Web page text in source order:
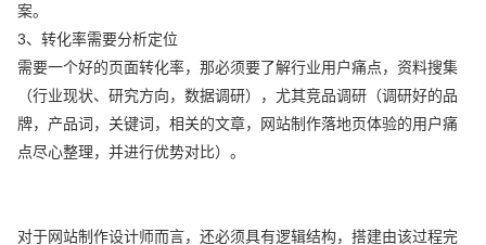
案。
3、转化率需要分析定位
需要一个好的页面转化率，那必须要了解行业用户痛点，资料搜集
（行业现状、研究方向，数据调研），尤其竞品调研（调研好的品
牌，产品词，关键词，相关的文章，网站制作落地页体验的用户痛
点尽心整理，并进行优势对比）。
对于网站制作设计师而言，还必须具有逻辑结构，搭建由该过程完